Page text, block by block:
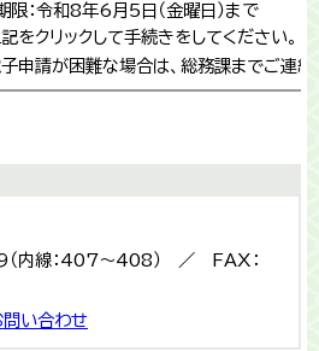
限：令和8年6月5日（金曜日）まで
記をクリックして手続きをしてください。
申請が困難な場合は、総務課までご連絡
内線：407～408） ／ FAX：
問い合わせ